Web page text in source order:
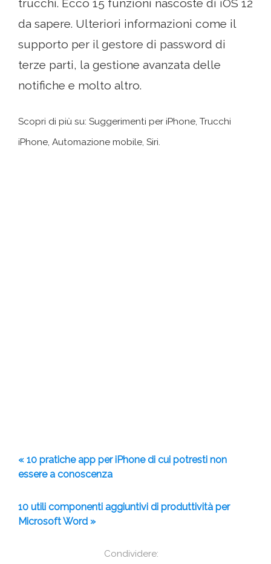
Condividere:
trucchi. Ecco 15 funzioni nascoste di iOS 12
da sapere. Ulteriori informazioni come il
supporto per il gestore di password di
terze parti, la gestione avanzata delle
notifiche e molto altro.
Scopri di più su: Suggerimenti per iPhone, Trucchi
iPhone, Automazione mobile, Siri.
« 10 pratiche app per iPhone di cui potresti non
essere a conoscenza
10 utili componenti aggiuntivi di produttività per
Microsoft Word »